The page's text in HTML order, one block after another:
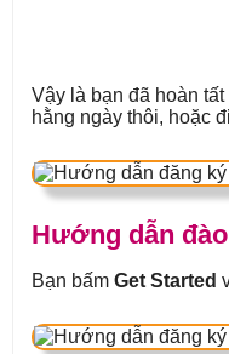
Vậy là bạn đã hoàn tất
hằng ngày thôi, hoặc
Hướng dẫn
Bạn bấm Get Started